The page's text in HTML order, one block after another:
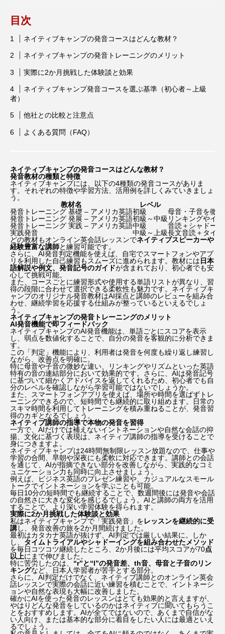
Words Breathe Life アニャ・テイラー＝ジョイ
アバター:ファイヤー・アンド・アッシュ
アベンジャーズ：ドゥームズデイ アメリカ
アリス・イン・ワンダーランド
アンドリュー・ガーフィールド アンナ・サワイ
いまおかしんじ
いまおかしんじ監督 インターステラー
ウーナ・チャップリン ウィキッド ふたりの魔女
ウィキッド 永遠の約束 エマ・ストーン
エミリー・ブラント エル・ファニング
オードリー・ヘプバーン キアヌ・リーブス
キルスティン・ダンスト クレイマー、クレイマー
ゲイテン・マタラッツォ ケイト・ブランシェット
ゴジラ-1.0 ザ・バットマン
ジェームズ・ガン ジェームズ・キャメロン
ジェニファー・アニストン シャーリーズ・セロン
ジュラシック・ワールド ジュリア・ロバーツ
ジョセフ・クイン ジョニー・デップ
ジョン・ウィック ジョン・バーンサル
シンシア・エリヴォ スカーレット・ヨハンソン
ストレンジャー・シングス5 スパイダーマン
セイディー・シンク ゼンデイヤ
ダークナイト ライジング タイタニック
目次
ネイティブキャンプの発音コースはどんな教材？
ネイティブキャンプの発音トレーニングのメリット
実際に2か月挑戦した体験談と効果
ネイティブキャンプ発音コースを選ぶ基準（初心者～上級
者）
他社との比較と注意点
よくある質問（FAQ）
ネイティブキャンプの発音コースはどんな教材？
発音教材の種類と特徴
ネイティブキャンプには、以下の4種類の発音コースがありま
す。それぞれの特徴や学習方法、活用例を詳しくみていきましょ
う。
教材名
レベル
発音トレーニング 基礎 – アメリカ英語初級
母音・子音を徹
発音トレーニング 発展 – アメリカ英語初級～中級 リンキングやイ
発音トレーニング 実践 – アメリカ英語中級
音読＋シャドー
実践発音
中級～上級長文音読＋タイ
どの教材もオンライン英会話レッスンでネイティブスピーカーや
経験豊富な講師と練習可能です。
さらに、AI発音判定機能を使えば、自宅でスマートフォンやアプ
リを利用した自己練習もスムーズに進められます。 教材には 日本
語解説や例文、発音記号のガイドが含まれており、初心者でも安
心して挑戦可能。
また、
コースごとに練習形式や使用する単語リストが異なり、習
得の段階に合わせて選択できる柔軟性も魅力です。ネイティブキ
ャンプのオリジナル発音教材はAI採点と講師のレビューを組み合
わせ、継続学習を応援する仕組みが整っているといえるでしょ
う。
ネイティブキャンプの発音トレーニングのメリット
AI発音機能で即フィードバック
ネイティブキャンプのAI発音機能は、単語ごとにスコアを表示
し、弱点を数値化することで、自分の発音を客観的に分析できま
す。
この「判定」機能により、利用者は発音を何度も繰り返し練習し
ながら、改善点を明確に。
特に母音や子音の微妙な違い、リンキングやリズムといった英語
特有の音の連結部分において効果的です。 さらに、AIは発音記号
に基づいて細かくアドバイスを返してくれるため、初心者でも自
分のレベルを確認しながら学習可能ではないでしょうか。
また、スマートフォンアプリを使えば、 場所や時間を選ばずトレ
ーニングできるので、短時間でも継続的に取り組めます。
日常の
スキマ時間を利用してトレーニングを積み重ねることが、発音習
得のカギとなるでしょう。
ネイティブ講師の指導で本物の発音を習得
一方で、AIだけでは補えないイントネーションや自然な会話の抑
揚、文化に基づく表現は、ネイティブ講師の指導を受けることで
身につきますよ。
ネイティブキャンプは24時間無制限レッスン放題なので、仕事や
学習の合間、早朝や深夜にも柔軟に対応できます。 講師との会話
を通じて、AIが指摘できない部分を改善しながら、実践的なコミ
ュニケーション力も同時に向上させましょう。
例えば、ビジネス英語のプレゼン練習や、カジュアルなスモール
トークでイントネーションを学ぶことも可能。
毎日10分の短時間でも継続することで、数週間後には発音や会話
の自然さに大きな変化を感じるでしょう。 AIと講師の両方を活用
することで、より深い学習体験を得られます。
実際に2か月挑戦した体験談と効果
私はネイティブキャンプで「実践発音」をレッスンを継続的に受
講し、発音改善の旅を2か月間続けました。
最初はカタカナ英語が抜けず、AI判定では厳しい結果に。しか
し、 タイムトライアルやシャドーイングを組み合わせたメソッド
を毎日コツコツ継続したところ、2か月後には平均スコアが70点
以上にまで伸びました。
特に苦労したのは、 “r”と“l”の発音差、th音、母音と子音のリン
キングなど、日本人学習者が苦手とする部分。
さらに、AI判定だけでなく、ネイティブ講師とのオンライン英会
話レッスンで実際の会話に近い練習を積むことで、イントネーシ
ョンや自然な表現も大幅に改善しました。
確かにAIを使った発音のレッスンはとても効果的と言えますが、
やはりどんな発音をしているのかはネイティブに聞いてもらうこ
とをおすすめします。 AIが全てではないので、あくまで自信がな
い人向け、または基本的な部分に着目をしたい人には最適といえ
るでしょう。